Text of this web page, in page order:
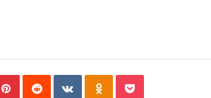
PinterestReddit VKontakteOdnoklassniki
Pocket